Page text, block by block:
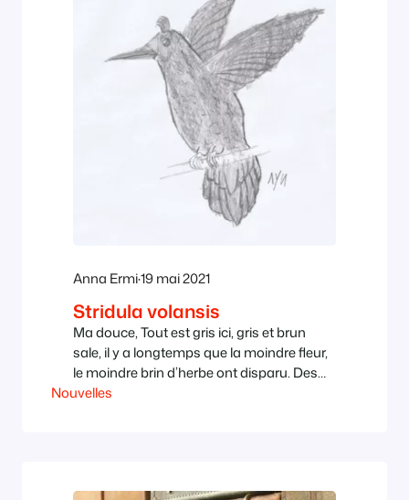
Anna Ermi·19 mai 2021
Stridula volansis
Ma douce, Tout est gris ici, gris et brun
sale, il y a longtemps que la moindre fleur,
le moindre brin d’herbe ont disparu. Des
arbres morts il ne reste que le squelette,
Nouvelles